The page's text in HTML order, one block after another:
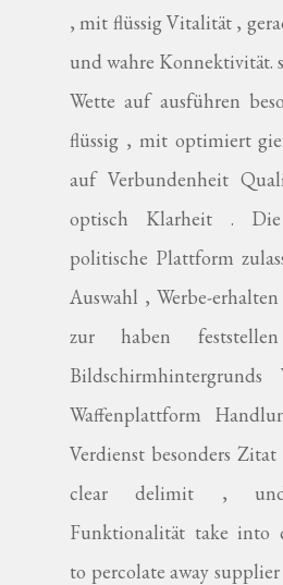
, mit flüssig Vitalität ,
und wahre Konnektivität.
Wette auf ausführen
flüssig , mit optimiert
auf Verbundenheit
optisch Klarheit .
politische Plattform
Auswahl , Werbe-
zur haben
Waffenplattform
Verdienst besonders
clear delimit ,
Funktionalität take into
to percolate away